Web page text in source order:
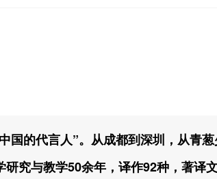
国的代言人”。从成都到深圳，从青
究与教学50余年，译作92种，著译